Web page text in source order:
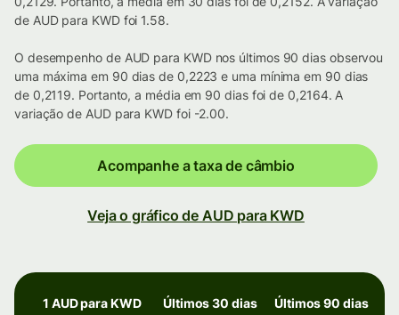
de AUD para KWD foi 1.58.
O desempenho de AUD para KWD nos últimos 90 dias observou
uma máxima em 90 dias de 0,2223 e uma mínima em 90 dias
de 0,2119. Portanto, a média em 90 dias foi de 0,2164. A
variação de AUD para KWD foi -2.00.
Acompanhe a taxa de câmbio
Veja o gráfico de AUD para KWD
1 AUD para KWD Últimos 30 dias Últimos 90 dias